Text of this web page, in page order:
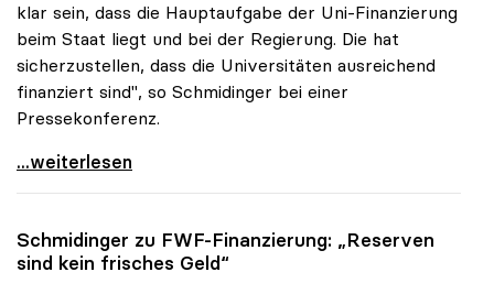
klar sein, dass die Hauptaufgabe der Uni-Finanzierung
beim Staat liegt und bei der Regierung. Die hat
sicherzustellen, dass die Universitäten ausreichend
finanziert sind", so Schmidinger bei einer
Pressekonferenz.
Rektoren sehen Staat hauptverantwortlich für
...weiterlesen
Schmidinger zu FWF-Finanzierung: „Reserven
sind kein frisches Geld“